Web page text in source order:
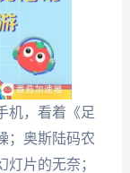
机，看着《足
；奥斯陆码农
片的无奈；